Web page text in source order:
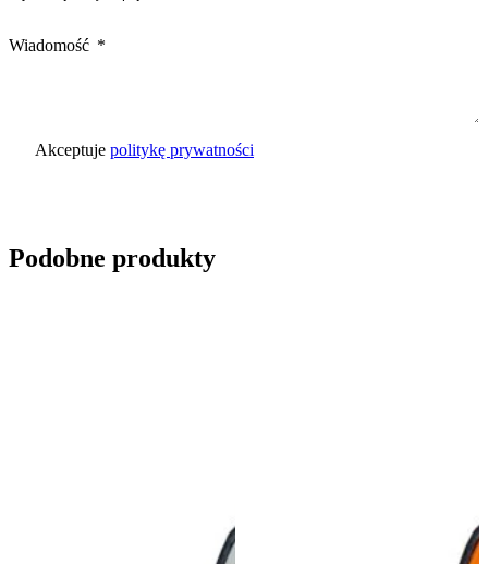
Wiadomość
Akceptuje politykę prywatności
Podobne produkty